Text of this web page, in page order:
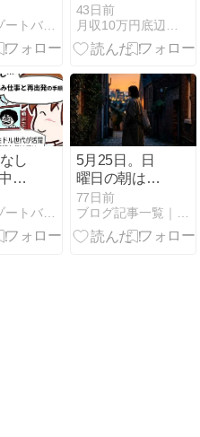
る
事
手
運命のリゾートバイトブログ
なる
43日前
し
高
る
事
手
運命のリゾートバイトブログ
5月25日。日
曜日の朝は、
誰の期待にも
応えない余白
を。
77日前